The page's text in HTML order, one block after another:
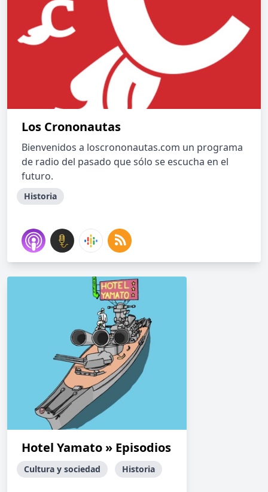
Los Crononautas
Bienvenidos a loscrononautas.com un programa
de radio del pasado que sólo se escucha en el
futuro.
Historia
Hotel Yamato » Episodios
Cultura y sociedad Historia